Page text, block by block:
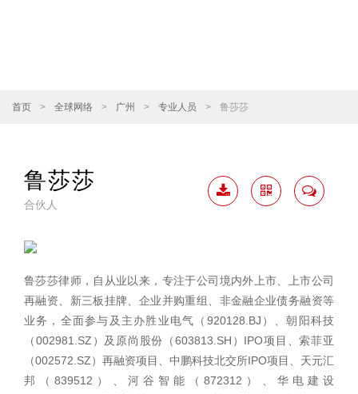
首页 > 全球网络 > 广州 > 专业人员 > 鲁莎莎
鲁莎莎
合伙人
鲁莎莎律师，自从业以来，专注于公司境内外上市、上市公司
再融资、新三板挂牌、企业并购重组、非金融企业债务融资等
业务，全面参与及主办胜业电气（920128.BJ）、朝阳科技
（002981.SZ）及原尚股份（603813.SH）IPO项目、索菲亚
（002572.SZ）再融资项目、中鹏科技北交所IPO项目、天元汇
邦（839512）、河谷智能（872312）、华电建设